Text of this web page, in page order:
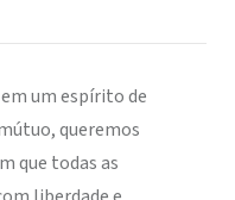
um espírito de
queremos
que todas as